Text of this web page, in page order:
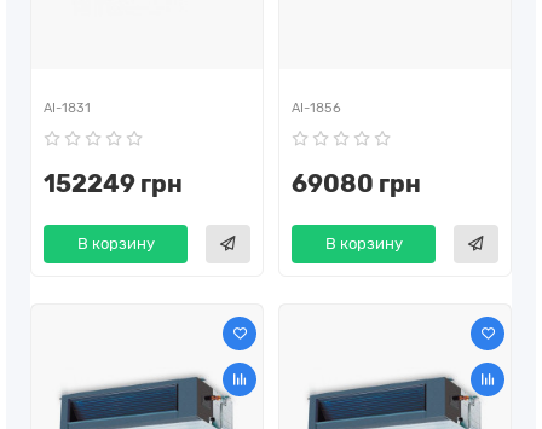
AI-1831
152249 грн
В корзину
AI-1856
69080 грн
В корзину